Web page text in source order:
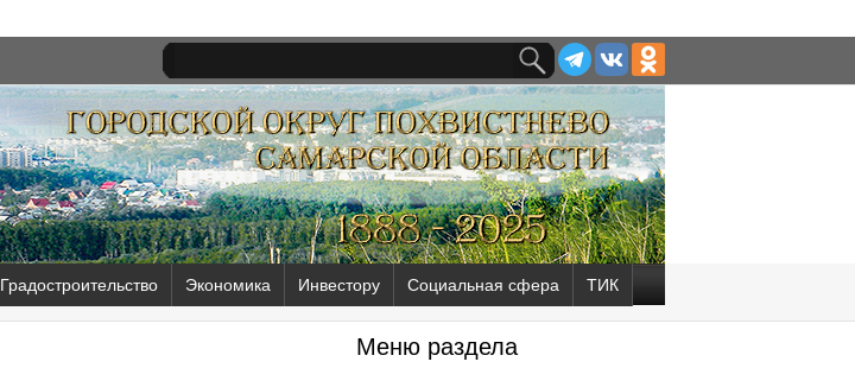
Градостроительство Экономика Инвестору Социальная сфера ТИК
Меню раздела